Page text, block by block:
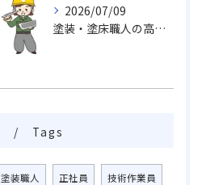
2026/07/09
塗装・塗床職人の高い技術力、魅力がいっぱい挑戦しませんか
Tags
塗装職人 正社員 技術作業員